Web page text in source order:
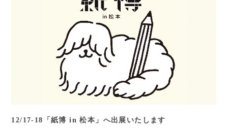
12/17-18「紙博 in 松本」へ出展いたします